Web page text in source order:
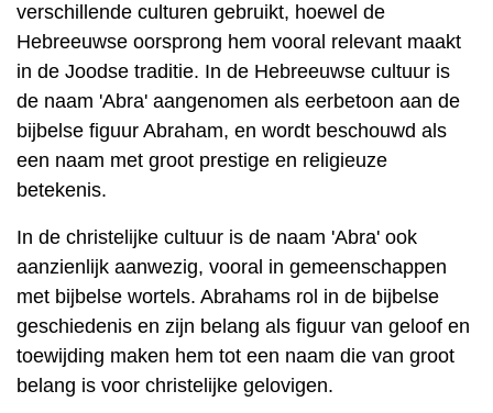
verschillende culturen gebruikt, hoewel de
Hebreeuwse oorsprong hem vooral relevant maakt
in de Joodse traditie. In de Hebreeuwse cultuur is
de naam 'Abra' aangenomen als eerbetoon aan de
bijbelse figuur Abraham, en wordt beschouwd als
een naam met groot prestige en religieuze
betekenis.
In de christelijke cultuur is de naam 'Abra' ook
aanzienlijk aanwezig, vooral in gemeenschappen
met bijbelse wortels. Abrahams rol in de bijbelse
geschiedenis en zijn belang als figuur van geloof en
toewijding maken hem tot een naam die van groot
belang is voor christelijke gelovigen.